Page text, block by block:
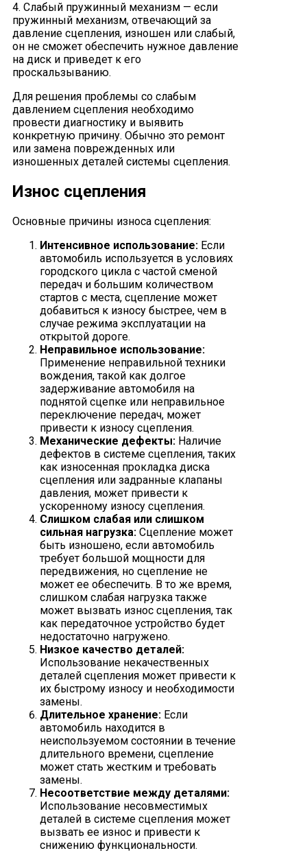
4. Слабый пружинный механизм — если
пружинный механизм, отвечающий за
давление сцепления, изношен или слабый,
он не сможет обеспечить нужное давление
на диск и приведет к его
проскальзыванию.
Для решения проблемы со слабым
давлением сцепления необходимо
провести диагностику и выявить
конкретную причину. Обычно это ремонт
или замена поврежденных или
изношенных деталей системы сцепления.
Износ сцепления
Основные причины износа сцепления:
Интенсивное использование: Если
автомобиль используется в условиях
городского цикла с частой сменой
передач и большим количеством
стартов с места, сцепление может
добавиться к износу быстрее, чем в
случае режима эксплуатации на
открытой дороге.
Неправильное использование:
Применение неправильной техники
вождения, такой как долгое
задерживание автомобиля на
поднятой сцепке или неправильное
переключение передач, может
привести к износу сцепления.
Механические дефекты: Наличие
дефектов в системе сцепления, таких
как износенная прокладка диска
сцепления или задранные клапаны
давления, может привести к
ускоренному износу сцепления.
Слишком слабая или слишком
сильная нагрузка: Сцепление может
быть изношено, если автомобиль
требует большой мощности для
передвижения, но сцепление не
может ее обеспечить. В то же время,
слишком слабая нагрузка также
может вызвать износ сцепления, так
как передаточное устройство будет
недостаточно нагружено.
Низкое качество деталей:
Использование некачественных
деталей сцепления может привести к
их быстрому износу и необходимости
замены.
Длительное хранение: Если
автомобиль находится в
неиспользуемом состоянии в течение
длительного времени, сцепление
может стать жестким и требовать
замены.
Несоответствие между деталями:
Использование несовместимых
деталей в системе сцепления может
вызвать ее износ и привести к
снижению функциональности.